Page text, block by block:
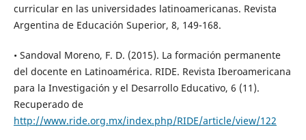
curricular en las universidades latinoamericanas. Revista
Argentina de Educación Superior, 8, 149-168.
• Sandoval Moreno, F. D. (2015). La formación permanente
del docente en Latinoamérica. RIDE. Revista Iberoamericana
para la Investigación y el Desarrollo Educativo, 6 (11).
Recuperado de
http://www.ride.org.mx/index.php/RIDE/article/view/122